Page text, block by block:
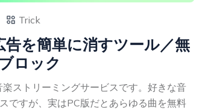
Trick
を簡単に消すツール／無
ロック
ストリーミングサービスです。好きな音
ですが、実はPC版だとあらゆる曲を無料